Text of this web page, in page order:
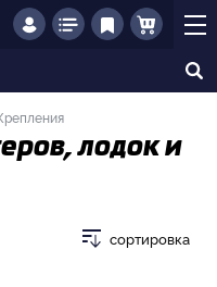
лодок и
сортировка